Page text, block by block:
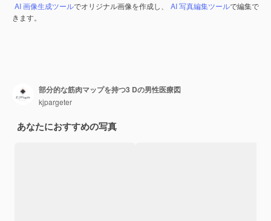
AI 画像生成ツールでオリジナル画像を作成し、 AI 写真編集ツールで編集で
きます。
部分的な筋肉マップを持つ3 Dの男性医療図
kjpargeter
あなたにおすすめの写真